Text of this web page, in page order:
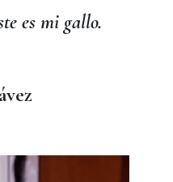
es mi gallo.